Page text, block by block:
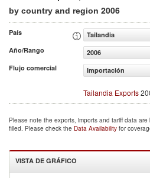
by country and region 2006
País
Tailandia
Año/Rango
2006
Flujo comercial
Importación
Tailandia Exports
Please note the exports, imports and tariff data
filled. Please check the Data Availability for
VISTA DE GRÁFICO